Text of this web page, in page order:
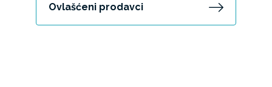
Ovlašćeni prodavci